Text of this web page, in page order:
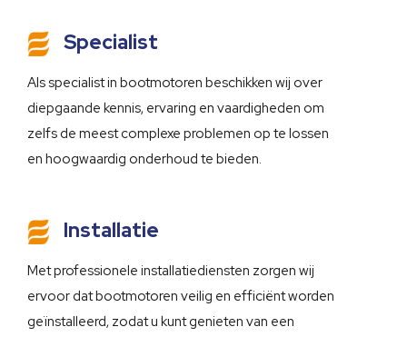
Specialist
Als specialist in bootmotoren beschikken wij over
diepgaande kennis, ervaring en vaardigheden om
zelfs de meest complexe problemen op te lossen
en hoogwaardig onderhoud te bieden.
Installatie
Met professionele installatiediensten zorgen wij
ervoor dat bootmotoren veilig en efficiënt worden
geïnstalleerd, zodat u kunt genieten van een